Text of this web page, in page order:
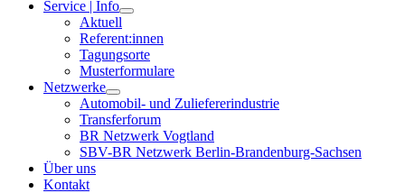
Service | Info
Aktuell
Referent:innen
Tagungsorte
Musterformulare
Netzwerke
Automobil- und Zuliefererindustrie
Transferforum
BR Netzwerk Vogtland
SBV-BR Netzwerk Berlin-Brandenburg-Sachsen
Über uns
Kontakt